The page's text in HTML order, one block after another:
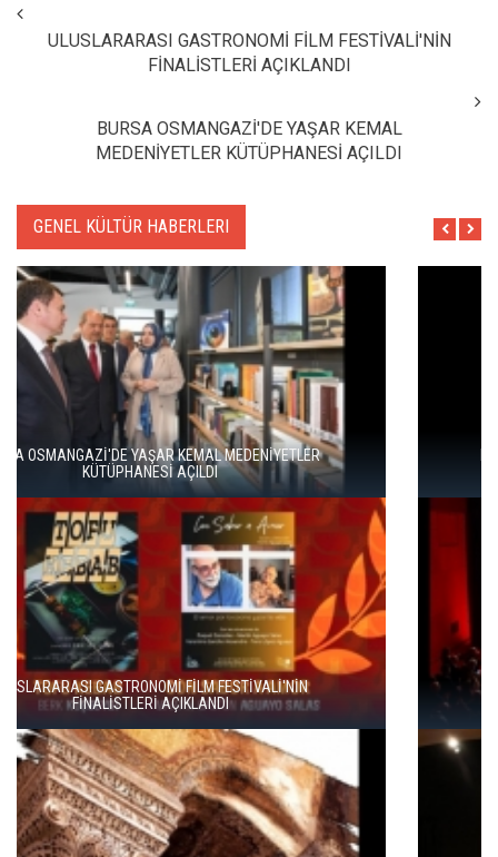
ULUSLARARASI GASTRONOMİ FİLM FESTİVALİ'NİN
FİNALİSTLERİ AÇIKLANDI
BURSA OSMANGAZİ'DE YAŞAR KEMAL
MEDENİYETLER KÜTÜPHANESİ AÇILDI
GENEL KÜLTÜR HABERLERI
HAYDARPAŞA VE SİRKECİ GARLARI SANATLA YENİDEN
DOĞUYOR
ENKA SANAT'TAN KÜLTÜREL SÜREKLİLİK HAMLESİ